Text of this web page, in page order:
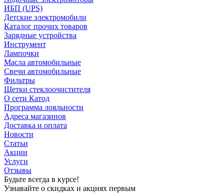
ИБП (UPS)
Детские электромобили
Каталог прочих товаров
Зарядные устройства
Инструмент
Лампочки
Масла автомобильные
Свечи автомобильные
Фильтры
Щетки стеклоочистителя
О сети Катод
Программа лояльности
Адреса магазинов
Доставка и оплата
Новости
Статьи
Акции
Услуги
Отзывы
Будьте всегда в курсе!
Узнавайте о скидках и акциях первым